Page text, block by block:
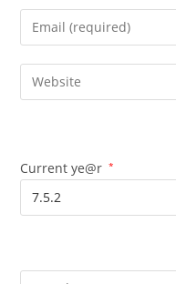
name
comment
Enter
your
email
address
Enter
your
(optional)
Current ye@r *